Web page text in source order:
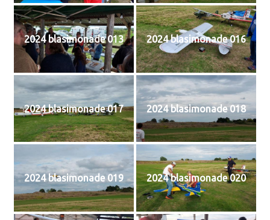
2024 blasimonade 013 2024 blasimonade 016
2024 blasimonade 017 2024 blasimonade 018
2024 blasimonade 019 2024 blasimonade 020